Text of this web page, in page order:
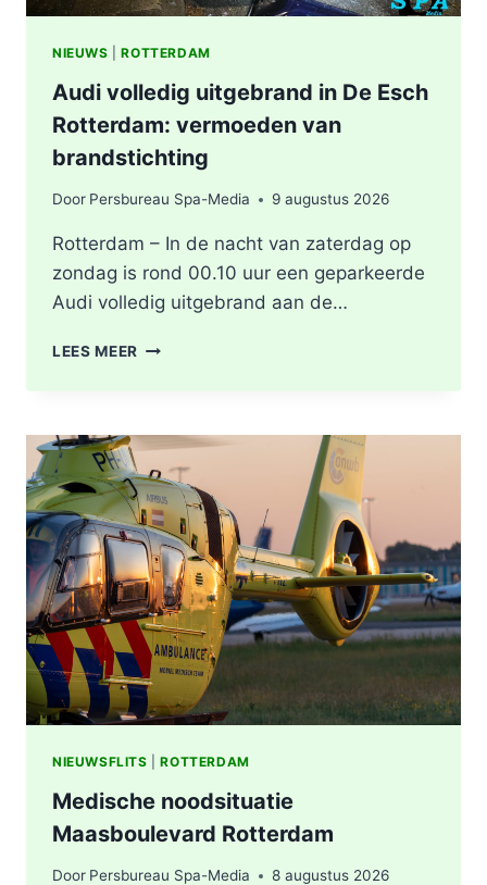
NIEUWS |ROTTERDAM
Audi volledig uitgebrand in De Esch
Rotterdam: vermoeden van
brandstichting
Door Persbureau Spa-Media 9 augustus 2026
Rotterdam – In de nacht van zaterdag op
zondag is rond 00.10 uur een geparkeerde
Audi volledig uitgebrand aan de…
LEES MEER AUDI
DE
ROTTERDAM:
VERMOEDEN
VAN
BRANDSTICHTING
NIEUWSFLITS |ROTTERDAM
Medische noodsituatie
Maasboulevard Rotterdam
Door Persbureau Spa-Media 8 augustus 2026